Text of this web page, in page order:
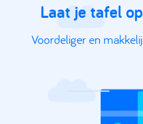
Laat je tafel
Voordeliger en